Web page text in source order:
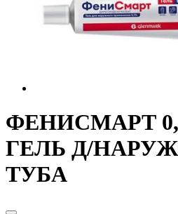
ФЕНИСМАРТ
ГЕЛЬ Д/
ТУБА